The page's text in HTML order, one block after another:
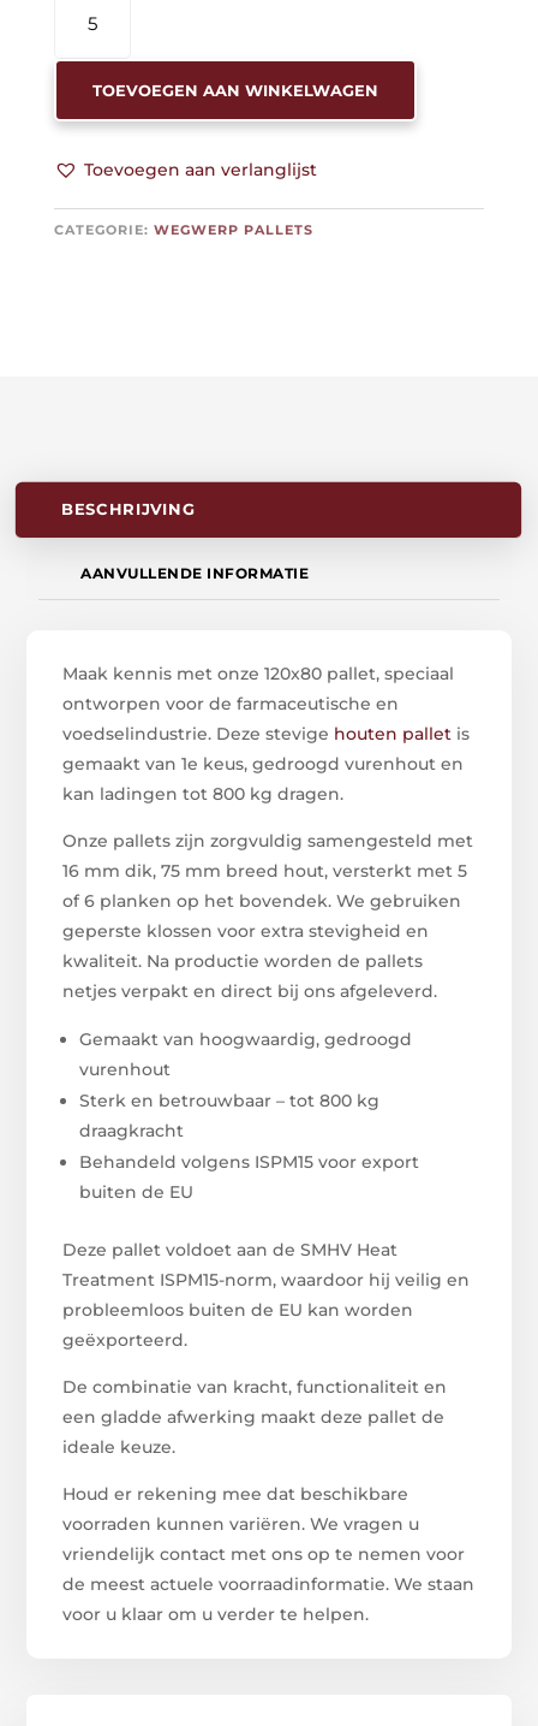
VURENHOUT
AANTAL
TOEVOEGEN AAN WINKELWAGEN
Toevoegen aan verlanglijst
CATEGORIE: WEGWERP PALLETS
BESCHRIJVING
AANVULLENDE INFORMATIE
Maak kennis met onze 120x80 pallet, speciaal
ontworpen voor de farmaceutische en
voedselindustrie. Deze stevige houten pallet is
gemaakt van 1e keus, gedroogd vurenhout en
kan ladingen tot 800 kg dragen.
Onze pallets zijn zorgvuldig samengesteld met
16 mm dik, 75 mm breed hout, versterkt met 5
of 6 planken op het bovendek. We gebruiken
geperste klossen voor extra stevigheid en
kwaliteit. Na productie worden de pallets
netjes verpakt en direct bij ons afgeleverd.
Gemaakt van hoogwaardig, gedroogd
vurenhout
Sterk en betrouwbaar – tot 800 kg
draagkracht
Behandeld volgens ISPM15 voor export
buiten de EU
Deze pallet voldoet aan de SMHV Heat
Treatment ISPM15-norm, waardoor hij veilig en
probleemloos buiten de EU kan worden
geëxporteerd.
De combinatie van kracht, functionaliteit en
een gladde afwerking maakt deze pallet de
ideale keuze.
Houd er rekening mee dat beschikbare
voorraden kunnen variëren. We vragen u
vriendelijk contact met ons op te nemen voor
de meest actuele voorraadinformatie. We staan
voor u klaar om u verder te helpen.